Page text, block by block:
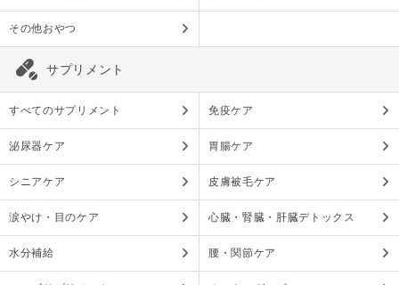
その他おやつ
サプリメント
すべてのサプリメント 免疫ケア
泌尿器ケア 胃腸ケア
シニアケア 皮膚被毛ケア
涙やけ・目のケア 心臓・腎臓・肝臓デトックス
水分補給 腰・関節ケア